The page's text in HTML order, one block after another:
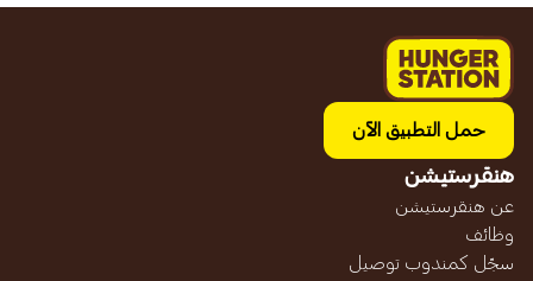
حمل التطبيق الآن
هنقرستيشن
عن هنقرستيشن
وظائف
سجّل كمندوب توصيل